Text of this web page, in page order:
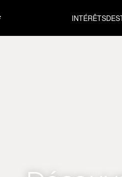
INTÉRÊTS